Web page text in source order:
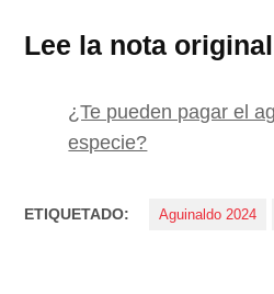
Lee la nota
¿Te pueden pagar el
especie?
ETIQUETADO: Aguinaldo 2024